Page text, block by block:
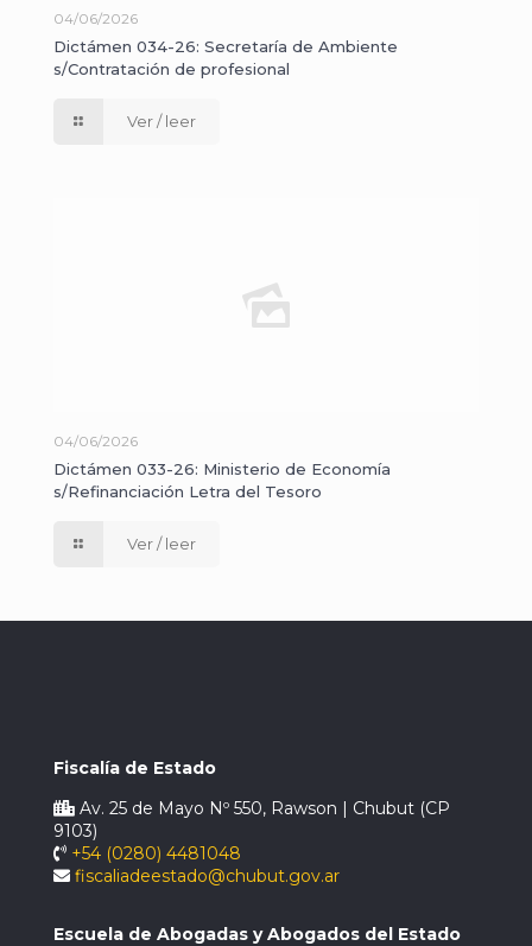
04/06/2026
Dictámen 034-26: Secretaría de Ambiente
s/Contratación de profesional
Ver / leer
04/06/2026
Dictámen 033-26: Ministerio de Economía
s/Refinanciación Letra del Tesoro
Ver / leer
Fiscalía de Estado
Av. 25 de Mayo Nº 550, Rawson | Chubut (CP
9103)
+54 (0280) 4481048
fiscaliadeestado@chubut.gov.ar
Escuela de Abogadas y Abogados del Estado